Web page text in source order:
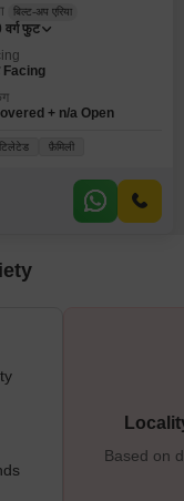
बिल्ट-अप एरिया
वर्ग फुट
Facing
+ n/a Open
फ़ैमिली
Based on